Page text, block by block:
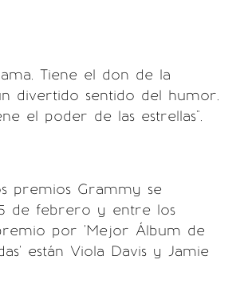
Tiene el don de la
divertido sentido del humor.
el poder de las estrellas".
premios Grammy se
de febrero y entre los
por 'Mejor Álbum de
están Viola Davis y Jamie